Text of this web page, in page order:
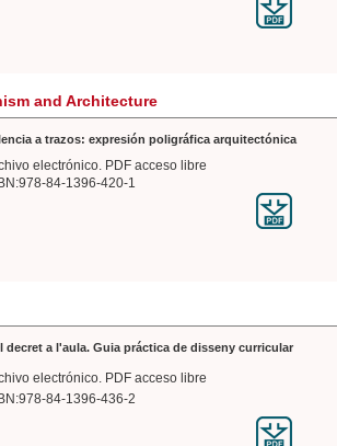
and Architecture
a trazos: expresión poligráfica arquitectónica
electrónico. PDF acceso libre
84-1396-420-1
decret a l'aula. Guia práctica de disseny curricular
electrónico. PDF acceso libre
84-1396-436-2